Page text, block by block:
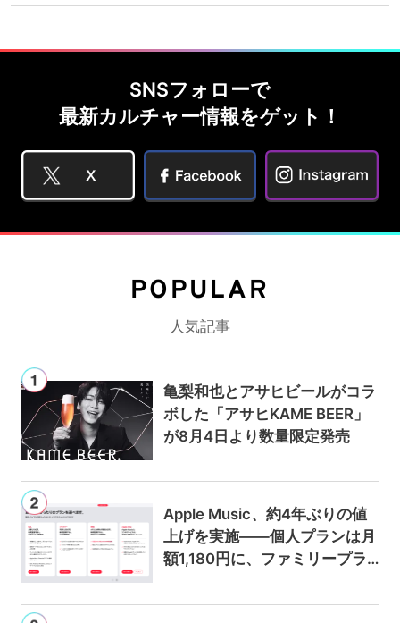
SNSフォローで
最新カルチャー情報をゲット！
POPULAR
人気記事
亀梨和也とアサヒビールがコラ
ボした「アサヒKAME BEER」
が8月4日より数量限定発売
Apple Music、約4年ぶりの値
上げを実施——個人プランは月
額1,180円に、ファミリープラ